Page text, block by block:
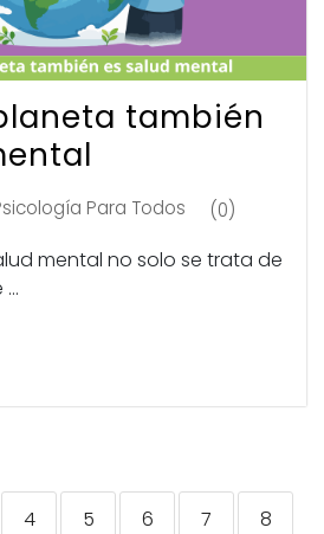
también
Para Todos (0)
mental no solo se trata de
4 5 6 7 8